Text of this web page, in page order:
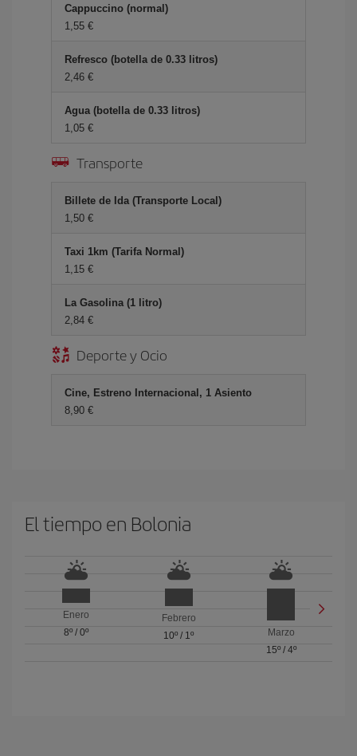
Cappuccino (normal)
1,55 €
Refresco (botella de 0.33 litros)
2,46 €
Agua (botella de 0.33 litros)
1,05 €
Transporte
Billete de Ida (Transporte Local)
1,50 €
Taxi 1km (Tarifa Normal)
1,15 €
La Gasolina (1 litro)
2,84 €
Deporte y Ocio
Cine, Estreno Internacional, 1 Asiento
8,90 €
El tiempo en Bolonia
Enero
8º/ 0º
Febrero
10º / 1º
Marzo
15º/ 4º